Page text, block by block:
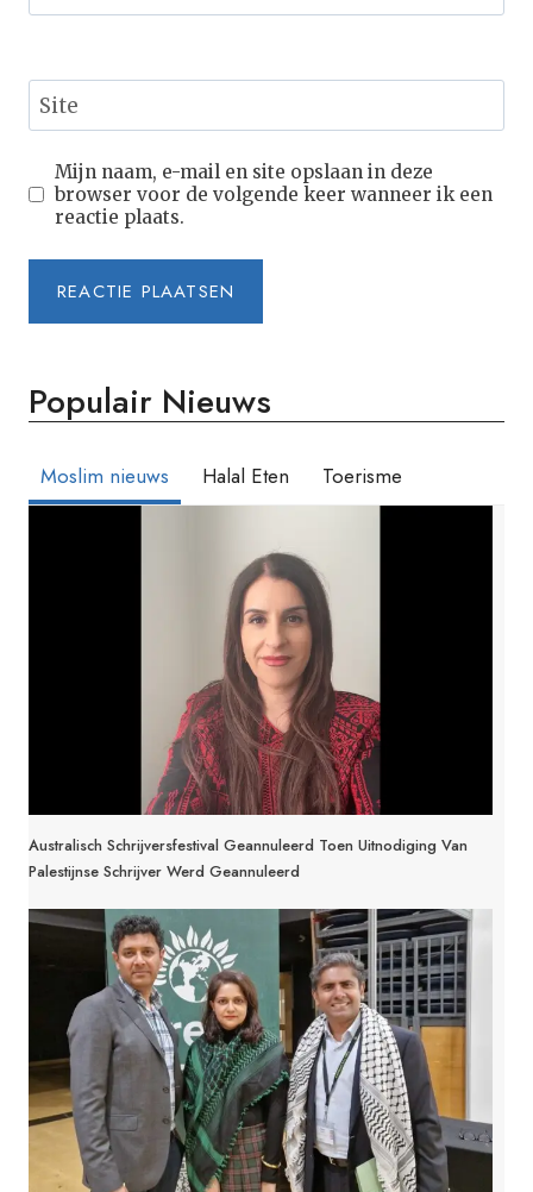
Site
Mijn naam, e-mail en site opslaan in deze
browser voor de volgende keer wanneer ik een
reactie plaats.
Populair Nieuws
Moslim nieuws Halal Eten Toerisme
Australisch Schrijversfestival Geannuleerd Toen Uitnodiging Van
Palestijnse Schrijver Werd Geannuleerd